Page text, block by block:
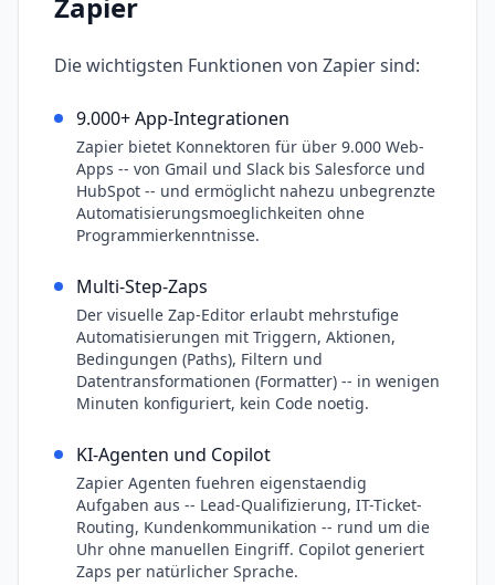
Die wichtigsten Funktionen von Zapiersind:
9.000+ App-Integrationen
Zapier bietet Konnektoren für über 9.000 Web-
Apps -- von Gmail und Slack bis Salesforce und
HubSpot -- und ermöglicht nahezu unbegrenzte
Automatisierungsmoeglichkeiten ohne
Programmierkenntnisse.
Multi-Step-Zaps
Der visuelle Zap-Editor erlaubt mehrstufige
Automatisierungen mit Triggern, Aktionen,
Bedingungen (Paths), Filtern und
Datentransformationen (Formatter) -- in wenigen
Minuten konfiguriert, kein Code noetig.
KI-Agenten und Copilot
Zapier Agenten fuehren eigenstaendig
Aufgaben aus -- Lead-Qualifizierung, IT-Ticket-
Routing, Kundenkommunikation -- rund um die
Uhr ohne manuellen Eingriff. Copilot generiert
Zaps per natürlicher Sprache.